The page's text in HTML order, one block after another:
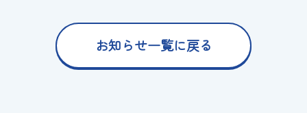
お知らせ一覧に戻る